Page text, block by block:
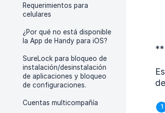
Requerimientos para
celulares
¿Por qué no está disponible
la App de Handy para iOS?
SureLock para bloqueo de
instalación/desinstalación
de aplicaciones y bloqueo
de configuraciones.
Cuentas multicompañía
**